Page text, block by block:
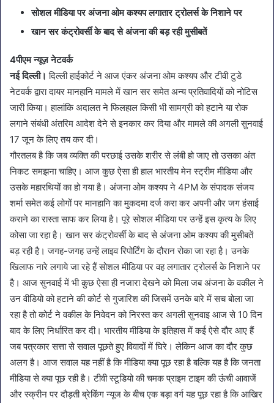
सोशल मीडिया पर अंजना ओम कश्यप लगातार ट्रोलर्स के निशाने पर
खान सर कंट्रोवर्सी के बाद से अंजना की बड़ रही मुसीबतें
4पीएम न्यूज़ नेटवर्क
नई दिल्ली। दिल्ली हाईकोर्ट ने आज एंकर अंजना ओम कश्यप और टीवी टुडे
नेटवर्क द्वारा दायर मानहानि मामले में खान सर समेत अन्य प्रतिवादियों को नोटिस
जारी किया। हालांकि अदालत ने फिलहाल किसी भी सामग्री को हटाने या रोक
लगाने संबंधी अंतरिम आदेश देने से इनकार कर दिया और मामले की अगली सुनवाई
17 जून के लिए तय कर दी।
गौरतलब है कि जब व्यक्ति की परछाई उसके शरीर से लंबी हो जाए तो उसका अंत
निकट समझना चाहिए। आज कुछ ऐसा ही हाल भारतीय मेन स्ट्रीम मीडिया और
उसके महारथियों का हो गया है। अंजना ओम कश्यप ने 4PM के संपादक संजय
शर्मा समेत कई लोगों पर मानहानि का मुकदमा दर्ज करा कर अपनी और जग हंसाई
कराने का रास्ता साफ कर लिया है। पूरे सोशल मीडिया पर उन्हें इस कृत्य के लिए
कोसा जा रहा है। खान सर कंट्रोवर्सी के बाद से अंजना ओम कश्यप की मुसीबतें
बड़ रही है। जगह-जगह उन्हें लाइव रिपोर्टिंग के दौरान रोका जा रहा है। उनके
खिलाफ नारे लगाये जा रहे हैं सोशल मीडिया पर वह लगातार ट्रोलर्स के निशाने पर
है। आज सुनवाई में भी कुछ ऐसा ही नजारा देखने को मिला जब अंजना के वकील ने
उन वीडियो को हटाने की कोर्ट से गुजारिश की जिसमें उनके बारे में सच बोला जा
रहा है तो कोर्ट ने वकील के निवेदन को निरस्त कर अगली सुनवाइ आज से 10 दिन
बाद के लिए निर्धारित कर दी। भारतीय मीडिया के इतिहास में कई ऐसे दौर आए हैं
जब पत्रकार सत्ता से सवाल पूछते हुए विवादों में घिरे। लेकिन आज का दौर कुछ
अलग है। आज सवाल यह नहीं है कि मीडिया क्या पूछ रहा है बल्कि यह है कि जनता
मीडिया से क्या पूछ रही है। टीवी स्टूडियो की चमक प्राइम टाइम की ऊंची आवाजें
और स्क्रीन पर दौड़ती ब्रेकिंग न्यूज के बीच एक बड़ा वर्ग यह पूछ रहा है कि आखिर